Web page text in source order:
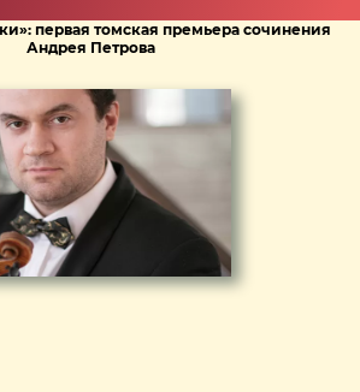
первая томская премьера сочинения
Андрея Петрова